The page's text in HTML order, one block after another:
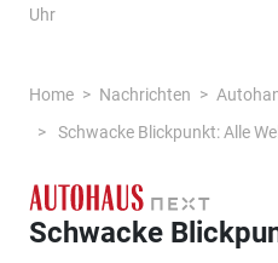
Uhr
Home Nachrichten
Schwacke Blickpunkt: Alle
Schwacke